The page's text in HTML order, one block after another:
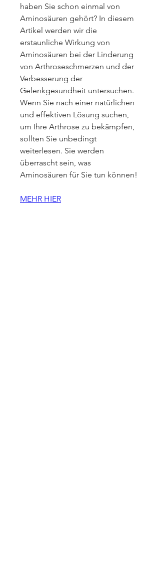
haben Sie schon einmal von
Aminosäuren gehört? In diesem
Artikel werden wir die
erstaunliche Wirkung von
Aminosäuren bei der Linderung
von Arthroseschmerzen und der
Verbesserung der
Gelenkgesundheit untersuchen.
Wenn Sie nach einer natürlichen
und effektiven Lösung suchen,
um Ihre Arthrose zu bekämpfen,
sollten Sie unbedingt
weiterlesen. Sie werden
überrascht sein, was
Aminosäuren für Sie tun können!
MEHR HIER